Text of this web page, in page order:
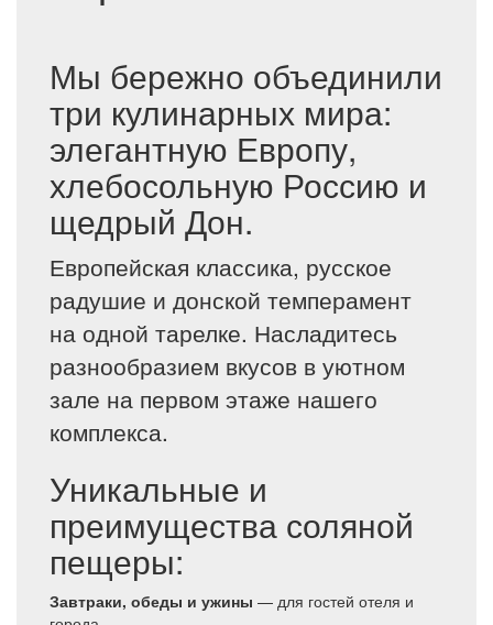
Мы бережно объединили
три кулинарных мира:
элегантную Европу,
хлебосольную Россию и
щедрый Дон.
Европейская классика, русское
радушие и донской темперамент
на одной тарелке. Насладитесь
разнообразием вкусов в уютном
зале на первом этаже нашего
комплекса.
Уникальные и
преимущества соляной
пещеры:
Завтраки, обеды и ужины — для гостей отеля и